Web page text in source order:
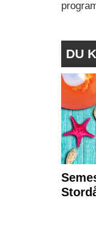
DU